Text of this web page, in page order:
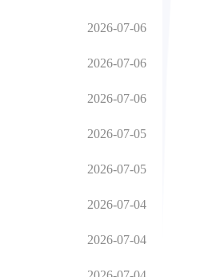
2026-07-06
2026-07-06
2026-07-06
2026-07-05
2026-07-05
2026-07-04
2026-07-04